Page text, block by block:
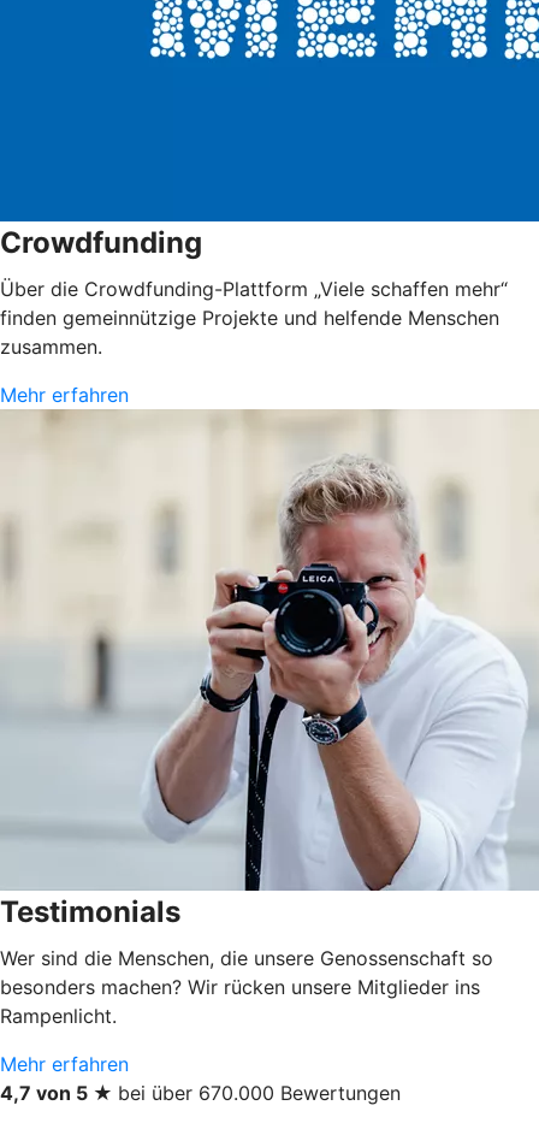
Crowdfunding
Über die Crowdfunding-Plattform „Viele schaffen mehr“
finden gemeinnützige Projekte und helfende Menschen
zusammen.
Mehr erfahren
Testimonials
Wer sind die Menschen, die unsere Genossenschaft so
besonders machen? Wir rücken unsere Mitglieder ins
Rampenlicht.
Mehr erfahren
4,7 von 5 ★ bei über 670.000 Bewertungen